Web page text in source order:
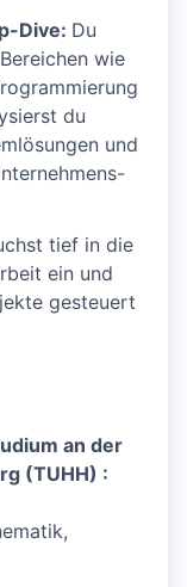
Dive: Du
wie
du
und
tief in die
ein und
gesteuert
an der
(TUHH) :